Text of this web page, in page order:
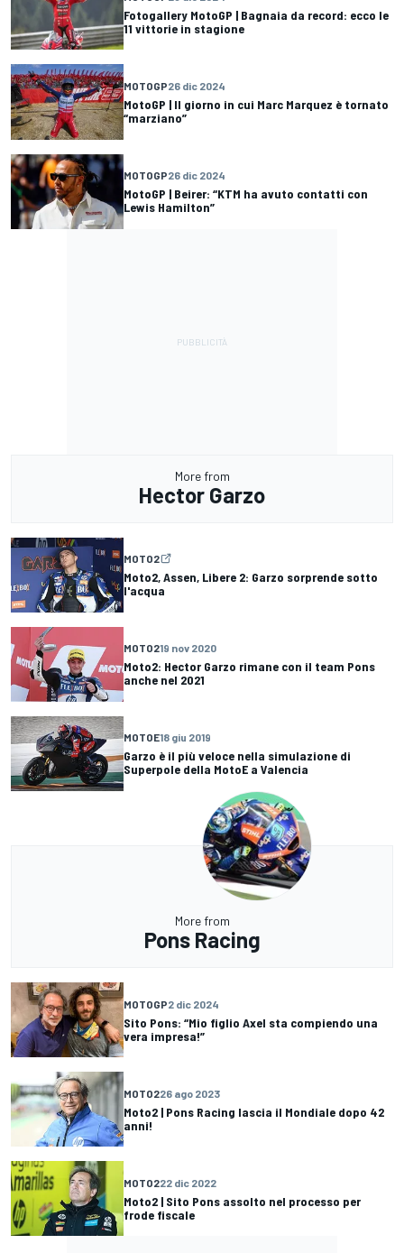
Fotogallery MotoGP | Bagnaia da record: ecco le
11 vittorie in stagione
MOTOGP26 dic 2024
MotoGP | Il giorno in cui Marc Marquez è tornato
“marziano”
MOTOGP26 dic 2024
MotoGP | Beirer: “KTM ha avuto contatti con
Lewis Hamilton”
More from
Hector Garzo
MOTO2
Moto2, Assen, Libere 2: Garzo sorprende sotto
l'acqua
MOTO219 nov 2020
Moto2: Hector Garzo rimane con il team Pons
anche nel 2021
MOTOE18 giu 2019
Garzo è il più veloce nella simulazione di
Superpole della MotoE a Valencia
More from
Pons Racing
MOTOGP2 dic 2024
Sito Pons: “Mio figlio Axel sta compiendo una
vera impresa!”
MOTO226 ago 2023
Moto2 | Pons Racing lascia il Mondiale dopo 42
anni!
MOTO222 dic 2022
Moto2 | Sito Pons assolto nel processo per
frode fiscale